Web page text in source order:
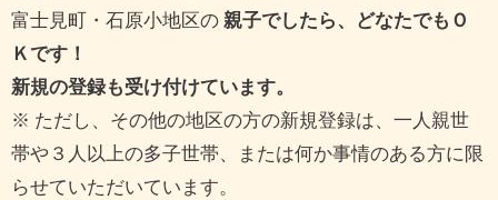
富士見町・石原小地区の 親子でしたら、どなたでもＯ
Ｋです！
新規の登録も受け付けています。
※ ただし、その他の地区の方の新規登録は、一人親世
帯や３人以上の多子世帯、または何か事情のある方に限
らせていただいています。